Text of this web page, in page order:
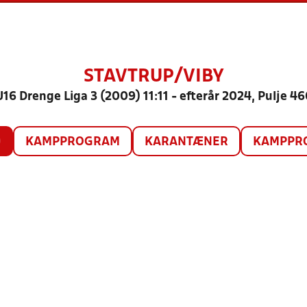
STAVTRUP/VIBY
Drenge Liga 3 (2009) 11:11 - efterår 2024, Pulje
KAMPPROGRAM KARANTÆNER